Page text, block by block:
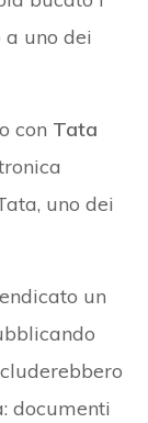
uno dei
con Tata
uno dei
un
documenti